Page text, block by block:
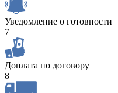
Уведомление о готовности
7
Доплата по договору
8